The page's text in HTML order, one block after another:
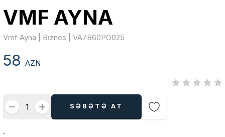
VMF AYNA
Vmf Ayna | Bi̇znes | VA7B60PO025
58AZN
SƏBƏTƏ AT
.